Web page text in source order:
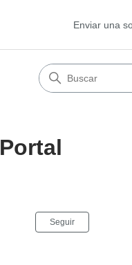
Enviar una
Seguir